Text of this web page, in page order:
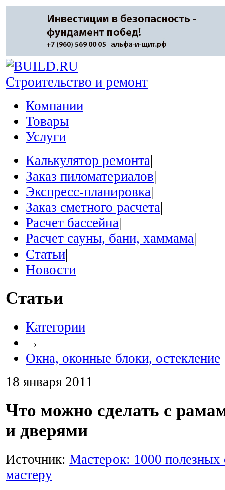
Строительство и ремонт
Компании
Товары
Услуги
Калькулятор ремонта|
Заказ пиломатериалов|
Экспресс-планировка|
Заказ сметного расчета|
Расчет бассейна|
Расчет сауны, бани, хаммама|
Статьи|
Новости
Статьи
Категории
→
Окна, оконные блоки, остекление
18 января 2011
Что можно сделать с
и дверями
Источник: Мастерок: 1000
мастеру